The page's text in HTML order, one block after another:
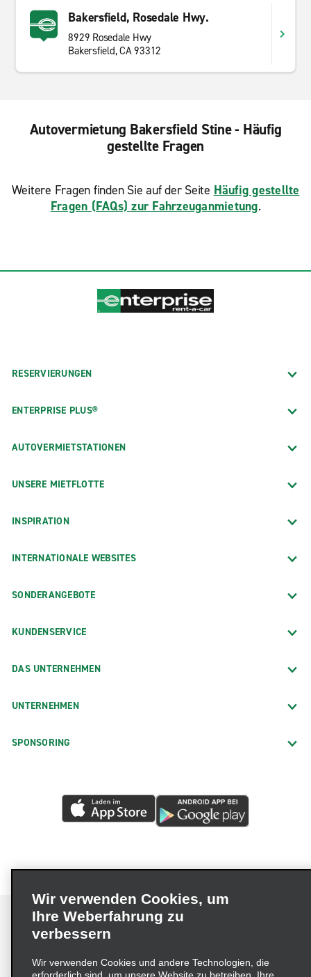
Bakersfield, Rosedale Hwy.
8929 Rosedale Hwy
Bakersfield, CA 93312
Autovermietung Bakersfield Stine - Häufig
gestellte Fragen
Weitere Fragen finden Sie auf der Seite Häufig gestellte
Fragen (FAQs) zur Fahrzeuganmietung.
RESERVIERUNGEN
ENTERPRISE PLUS®
AUTOVERMIETSTATIONEN
UNSERE MIETFLOTTE
INSPIRATION
INTERNATIONALE WEBSITES
SONDERANGEBOTE
KUNDENSERVICE
DAS UNTERNEHMEN
UNTERNEHMEN
SPONSORING
Impressum Nutzungsbedingungen
Datenschutzrichtlinie
Wir verwenden Cookies, um
Ihre Weberfahrung zu
verbessern
Wir verwenden Cookies und andere Technologien, die